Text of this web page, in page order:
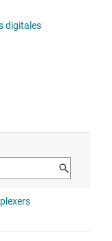
digitales